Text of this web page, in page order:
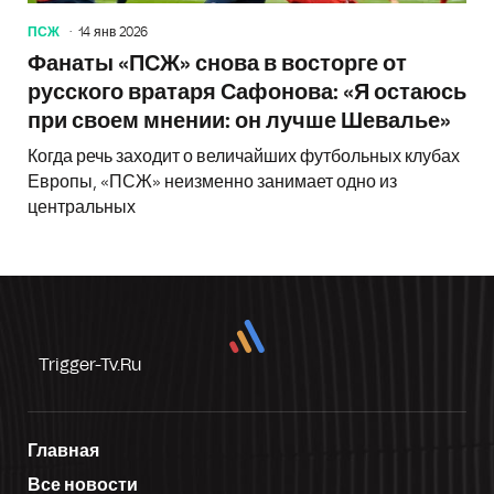
ПСЖ 14 янв 2026
Фанаты «ПСЖ» снова в восторге от
русского вратаря Сафонова: «Я остаюсь
при своем мнении: он лучше Шевалье»
Когда речь заходит о величайших футбольных клубах
Европы, «ПСЖ» неизменно занимает одно из
центральных
Trigger-Tv.ru
Главная
Все новости